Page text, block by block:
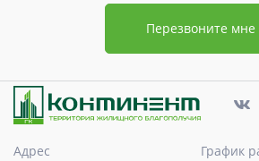
Перезвоните мне
Адрес График